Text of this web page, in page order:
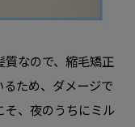
なので、縮毛矯正
ため、ダメージで
、夜のうちにミル